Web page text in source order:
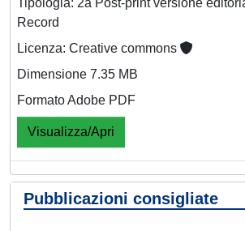
Record
Licenza: Creative commons
Dimensione 7.35 MB
Formato Adobe PDF
Visualizza/Apri
Pubblicazioni consigliate